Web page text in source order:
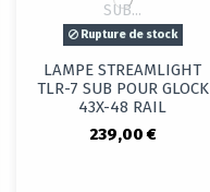
Rupture de stock
LAMPE STREAMLIGHT
TLR-7 SUB POUR GLOCK
43X-48 RAIL
239,00 €